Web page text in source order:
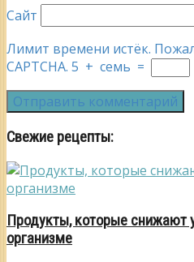
Сайт
Лимит времени истёк.
CAPTCHA. 5 + семь =
Свежие рецепты:
Продукты, которые снижают
организме